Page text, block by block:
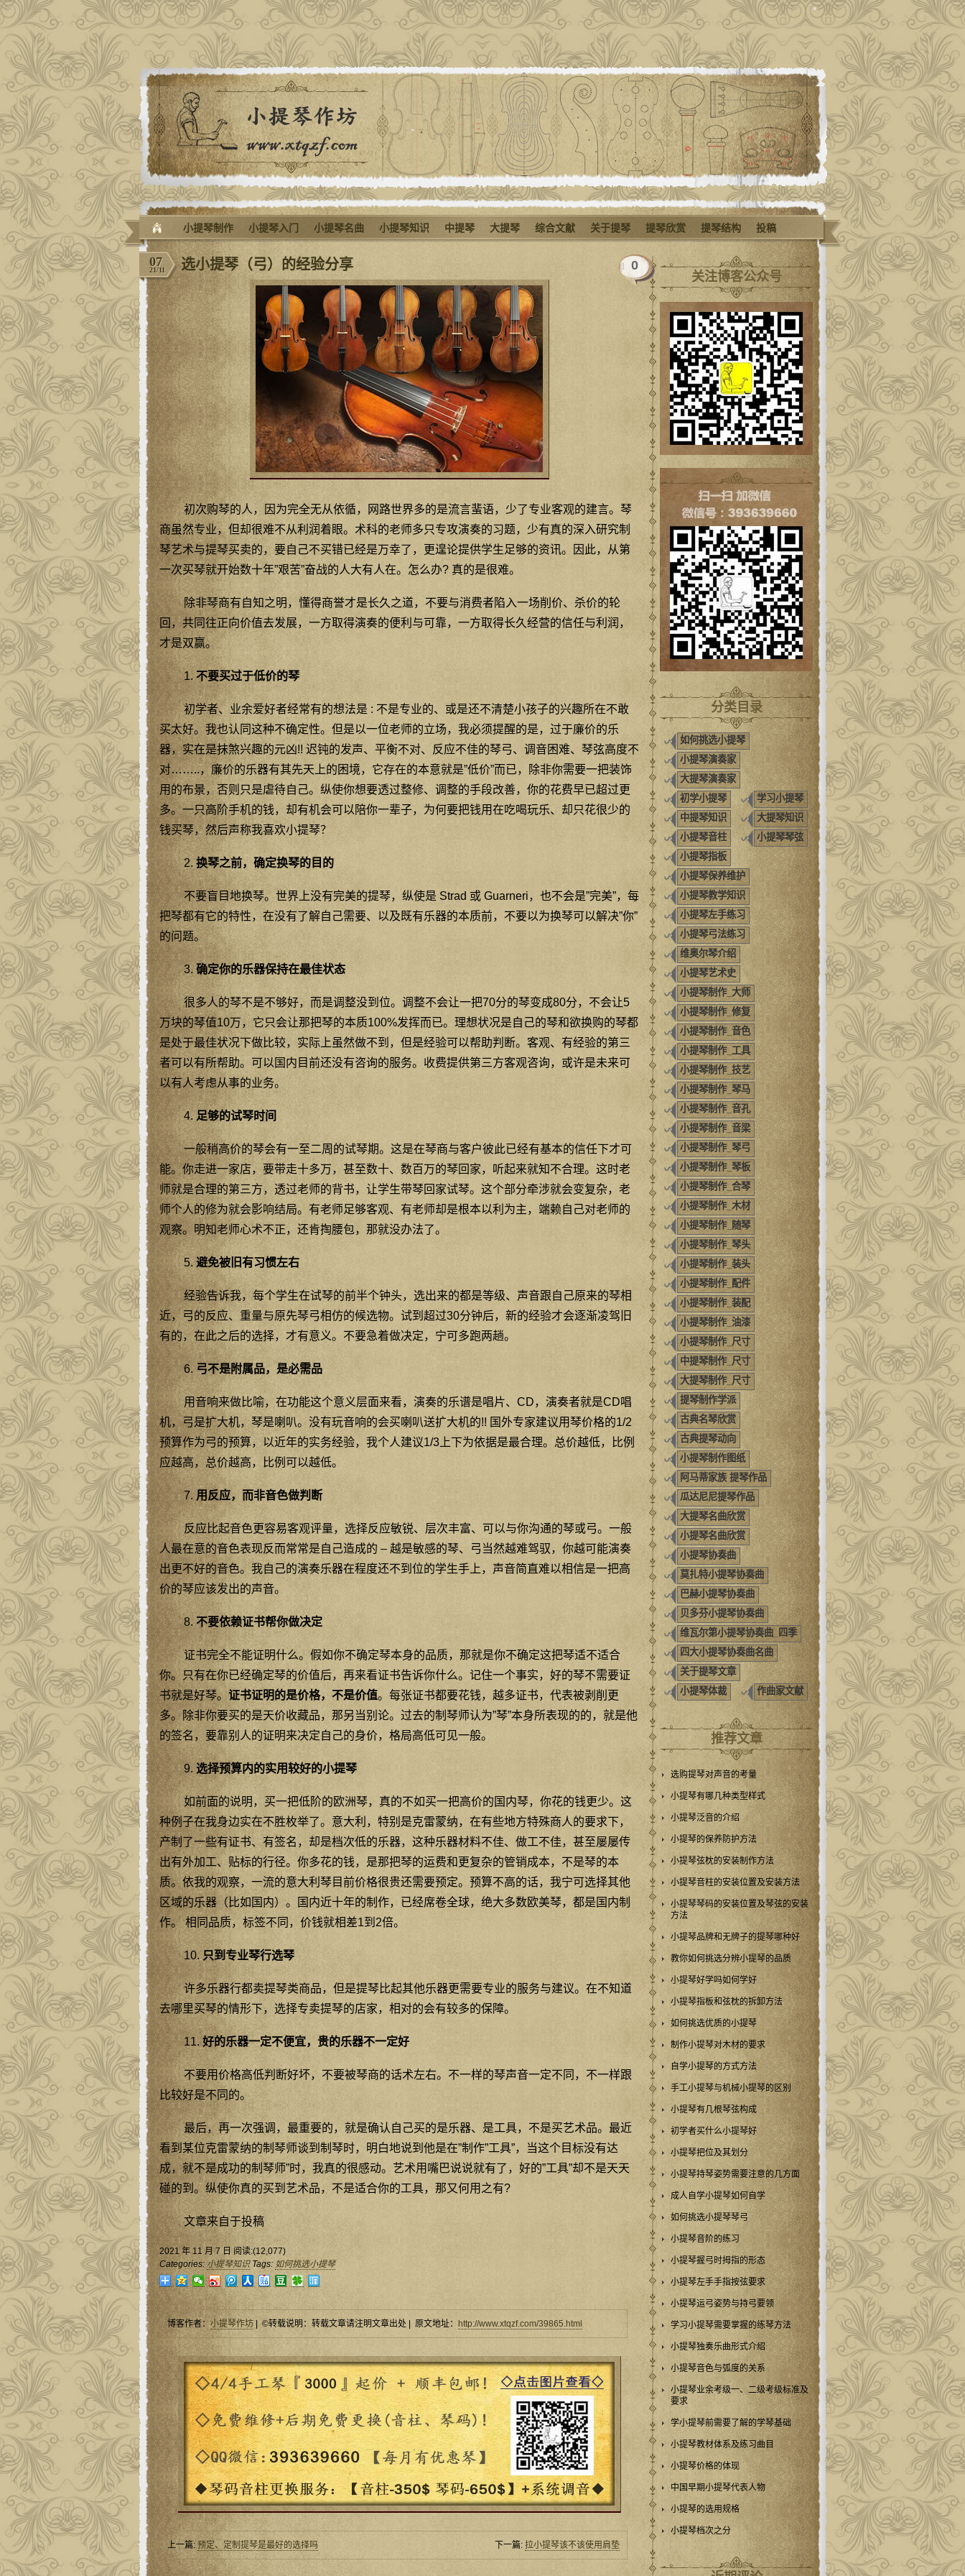
小提琴制作 小提琴入门 小提琴名曲 小提琴知识 中提琴 大提琴 综合文献 关于提琴 提琴欣赏 提琴结构 投稿
选小提琴（弓）的经验分享
初次购琴的人，因为完全无从依循，网路世界多的是流言蜚语，少了专业客观的建言。琴
商虽然专业，但却很难不从利润着眼。术科的老师多只专攻演奏的习题，少有真的深入研究制
琴艺术与提琴买卖的，要自己不买错已经是万幸了，更遑论提供学生足够的资讯。因此，从第
一次买琴就开始数十年”艰苦”奋战的人大有人在。怎么办? 真的是很难。
除非琴商有自知之明，懂得商誉才是长久之道，不要与消费者陷入一场削价、杀价的轮
回，共同往正向价值去发展，一方取得演奏的便利与可靠，一方取得长久经营的信任与利润，
才是双赢。
1.不要买过于低价的琴
初学者、业余爱好者经常有的想法是 : 不是专业的、或是还不清楚小孩子的兴趣所在不敢
买太好。我也认同这种不确定性。但是以一位老师的立场，我必须提醒的是，过于廉价的乐
器，实在是抹煞兴趣的元凶!! 迟钝的发声、平衡不对、反应不佳的琴弓、调音困难、琴弦高度不
对……..，廉价的乐器有其先天上的困境，它存在的本意就是”低价”而已，除非你需要一把装饰
用的布景，否则只是虐待自己。纵使你想要透过整修、调整的手段改善，你的花费早已超过更
多。一只高阶手机的钱，却有机会可以陪你一辈子，为何要把钱用在吃喝玩乐、却只花很少的
钱买琴，然后声称我喜欢小提琴？
2.换琴之前，确定换琴的目的
不要盲目地换琴。世界上没有完美的提琴，纵使是 Strad 或 Guarneri，也不会是”完美”，每
把琴都有它的特性，在没有了解自己需要、以及既有乐器的本质前，不要以为换琴可以解决”你”
的问题。
3.确定你的乐器保持在最佳状态
很多人的琴不是不够好，而是调整没到位。调整不会让一把70分的琴变成80分，不会让5
万块的琴值10万，它只会让那把琴的本质100%发挥而已。理想状况是自己的琴和欲换购的琴都
是处于最佳状况下做比较，实际上虽然做不到，但是经验可以帮助判断。客观、有经验的第三
者可以有所帮助。可以国内目前还没有咨询的服务。收费提供第三方客观咨询，或许是未来可
以有人考虑从事的业务。
4.足够的试琴时间
一般稍高价的琴会有一至二周的试琴期。这是在琴商与客户彼此已经有基本的信任下才可
能。你走进一家店，要带走十多万，甚至数十、数百万的琴回家，听起来就知不合理。这时老
师就是合理的第三方，透过老师的背书，让学生带琴回家试琴。这个部分牵涉就会变复杂，老
师个人的修为就会影响结局。有老师足够客观、有老师却是根本以利为主，端赖自己对老师的
观察。明知老师心术不正，还肯掏腰包，那就没办法了。
5.避免被旧有习惯左右
经验告诉我，每个学生在试琴的前半个钟头，选出来的都是等级、声音跟自己原来的琴相
近，弓的反应、重量与原先琴弓相仿的候选物。试到超过30分钟后，新的经验才会逐渐凌驾旧
有的，在此之后的选择，才有意义。不要急着做决定，宁可多跑两趟。
6.弓不是附属品，是必需品
用音响来做比喻，在功能这个意义层面来看，演奏的乐谱是唱片、CD，演奏者就是CD唱
机，弓是扩大机，琴是喇叭。没有玩音响的会买喇叭送扩大机的!! 国外专家建议用琴价格的1/2
预算作为弓的预算，以近年的实务经验，我个人建议1/3上下为依据是最合理。总价越低，比例
应越高，总价越高，比例可以越低。
7. 用反应，而非音色做判断
反应比起音色更容易客观评量，选择反应敏锐、层次丰富、可以与你沟通的琴或弓。一般
人最在意的音色表现反而常常是自己造成的 – 越是敏感的琴、弓当然越难驾驭，你越可能演奏
出更不好的音色。我自己的演奏乐器在程度还不到位的学生手上，声音简直难以相信是一把高
价的琴应该发出的声音。
8.不要依赖证书帮你做决定
证书完全不能证明什么。假如你不确定琴本身的品质，那就是你不确定这把琴适不适合
你。只有在你已经确定琴的价值后，再来看证书告诉你什么。记住一个事实，好的琴不需要证
书就是好琴。证书证明的是价格，不是价值。每张证书都要花钱，越多证书，代表被剥削更
多。除非你要买的是天价收藏品，那另当别论。过去的制琴师认为”琴”本身所表现的的，就是他
的签名，要靠别人的证明来决定自己的身价，格局高低可见一般。
9. 选择预算内的实用较好的小提琴
如前面的说明，买一把低阶的欧洲琴，真的不如买一把高价的国内琴，你花的钱更少。这
种例子在我身边实在不胜枚举了。意大利，特别是克雷蒙纳，在有些地方特殊商人的要求下，
产制了一些有证书、有签名，却是档次低的乐器，这种乐器材料不佳、做工不佳，甚至屡屡传
出有外加工、贴标的行径。你多花的钱，是那把琴的运费和更复杂的管销成本，不是琴的本
质。依我的观察，一流的意大利琴目前价格很贵还需要预定。预算不高的话，我宁可选择其他
区域的乐器（比如国内）。国内近十年的制作，已经席卷全球，绝大多数欧美琴，都是国内制
作。 相同品质，标签不同，价钱就相差1到2倍。
10.只到专业琴行选琴
许多乐器行都卖提琴类商品，但是提琴比起其他乐器更需要专业的服务与建议。在不知道
去哪里买琴的情形下，选择专卖提琴的店家，相对的会有较多的保障。
11.好的乐器一定不便宜，贵的乐器不一定好
不要用价格高低判断好坏，不要被琴商的话术左右。不一样的琴声音一定不同，不一样跟
比较好是不同的。
最后，再一次强调，最重要的，就是确认自己买的是乐器、是工具，不是买艺术品。最近
看到某位克雷蒙纳的制琴师谈到制琴时，明白地说到他是在”制作”工具”，当这个目标没有达
成，就不是成功的制琴师”时，我真的很感动。艺术用嘴巴说说就有了，好的”工具”却不是天天
碰的到。纵使你真的买到艺术品，不是适合你的工具，那又何用之有?
文章来自于投稿
2021 年 11 月 7 日 阅读:(12,077)
0
07
21/11
Categories: 小提琴知识Tags: 如何挑选小提琴
博客作者：小提琴作坊| ©转载说明：转载文章请注明文章出处 | 原文地址： http://www.xtqzf.com/39865.html
上一篇: 预定、定制提琴是最好的选择吗 下一篇: 拉小提琴该不该使用肩垫
关注博客公众号
分类目录
如何挑选小提琴
小提琴演奏家
大提琴演奏家
初学小提琴
学习小提琴
中提琴知识
大提琴知识
小提琴音柱
小提琴琴弦
小提琴指板
小提琴保养维护
小提琴教学知识
小提琴左手练习
小提琴弓法练习
维奥尔琴介绍
小提琴艺术史
小提琴制作_大师
小提琴制作_修复
小提琴制作_音色
小提琴制作_工具
小提琴制作_技艺
小提琴制作_琴马
小提琴制作_音孔
小提琴制作_音梁
小提琴制作_琴弓
小提琴制作_琴板
小提琴制作_合琴
小提琴制作_木材
小提琴制作_随琴
小提琴制作_琴头
小提琴制作_装头
小提琴制作_配件
小提琴制作_装配
小提琴制作_油漆
小提琴制作_尺寸
中提琴制作_尺寸
大提琴制作_尺寸
提琴制作学派
古典名琴欣赏
古典提琴动向
小提琴制作图纸
阿马蒂家族 提琴作品
瓜达尼尼提琴作品
大提琴名曲欣赏
小提琴名曲欣赏
小提琴协奏曲
莫扎特小提琴协奏曲
巴赫小提琴协奏曲
贝多芬小提琴协奏曲
维瓦尔第小提琴协奏曲_四季
四大小提琴协奏曲名曲
关于提琴文章
小提琴体裁
作曲家文献
推荐文章
选购提琴对声音的考量
小提琴有哪几种类型样式
小提琴泛音的介绍
小提琴的保养防护方法
小提琴弦枕的安装制作方法
小提琴音柱的安装位置及安装方法
小提琴琴码的安装位置及琴弦的安装
方法
小提琴品牌和无牌子的提琴哪种好
教你如何挑选分辨小提琴的品质
小提琴好学吗如何学好
小提琴指板和弦枕的拆卸方法
如何挑选优质的小提琴
制作小提琴对木材的要求
自学小提琴的方式方法
手工小提琴与机械小提琴的区别
小提琴有几根琴弦构成
初学者买什么小提琴好
小提琴把位及其划分
小提琴持琴姿势需要注意的几方面
成人自学小提琴如何自学
如何挑选小提琴琴弓
小提琴音阶的练习
小提琴握弓时拇指的形态
小提琴左手手指按弦要求
小提琴运弓姿势与持弓要领
学习小提琴需要掌握的练琴方法
小提琴独奏乐曲形式介绍
小提琴音色与弧度的关系
小提琴业余考级一、二级考级标准及
要求
学小提琴前需要了解的学琴基础
小提琴教材体系及练习曲目
小提琴价格的体现
中国早期小提琴代表人物
小提琴的选用规格
小提琴档次之分